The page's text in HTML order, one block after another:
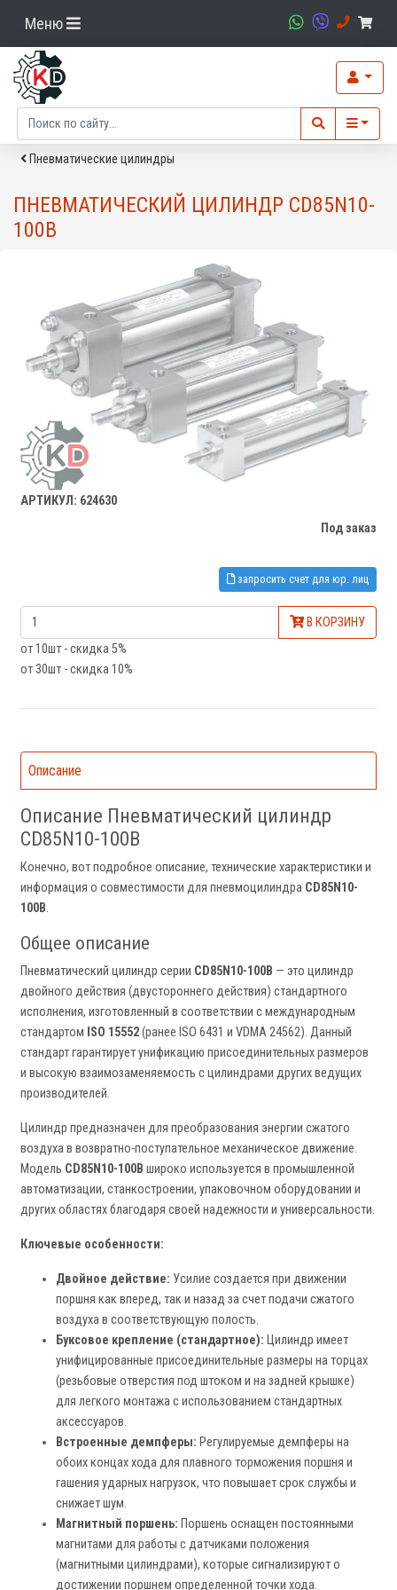
Меню
Пневматические цилиндры
ПНЕВМАТИЧЕСКИЙ ЦИЛИНДР CD85N10-
100B
АРТИКУЛ: 624630
Под заказ
запросить счет для юр. лиц
В КОРЗИНУ
от 10шт - скидка 5%
от 30шт - скидка 10%
Описание
Описание Пневматический цилиндр
CD85N10-100B
Конечно, вот подробное описание, технические характеристики и
информация о совместимости для пневмоцилиндра CD85N10-
100B.
Общее описание
Пневматический цилиндр серии CD85N10-100B — это цилиндр
двойного действия (двустороннего действия) стандартного
исполнения, изготовленный в соответствии с международным
стандартом ISO 15552(ранее ISO 6431 и VDMA 24562). Данный
стандарт гарантирует унификацию присоединительных размеров
и высокую взаимозаменяемость с цилиндрами других ведущих
производителей.
Цилиндр предназначен для преобразования энергии сжатого
воздуха в возвратно-поступательное механическое движение.
Модель CD85N10-100B широко используется в промышленной
автоматизации, станкостроении, упаковочном оборудовании и
других областях благодаря своей надежности и универсальности.
Ключевые особенности:
Двойное действие: Усилие создается при движении
поршня как вперед, так и назад за счет подачи сжатого
воздуха в соответствующую полость.
Буксовое крепление (стандартное): Цилиндр имеет
унифицированные присоединительные размеры на торцах
(резьбовые отверстия под штоком и на задней крышке)
для легкого монтажа с использованием стандартных
аксессуаров.
Встроенные демпферы: Регулируемые демпферы на
обоих концах хода для плавного торможения поршня и
гашения ударных нагрузок, что повышает срок службы и
снижает шум.
Магнитный поршень: Поршень оснащен постоянными
магнитами для работы с датчиками положения
(магнитными цилиндрами), которые сигнализируют о
достижении поршнем определенной точки хода.